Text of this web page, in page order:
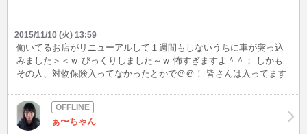
2015/11/10 (火) 13:59
働いてるお店がリニューアルして１週間もしないうちに車が突っ込
みました＞＜ｗ びっくりしました～ｗ 怖すぎますよ＾＾； しかも
その人、対物保険入ってなかったとかで＠＠！ 皆さんは入ってます
つけてくださいね＾＾
ぁ〜ちゃん